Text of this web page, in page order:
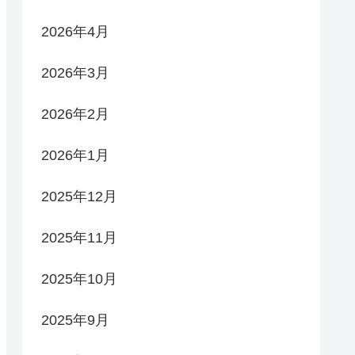
2026年4月
2026年3月
2026年2月
2026年1月
2025年12月
2025年11月
2025年10月
2025年9月